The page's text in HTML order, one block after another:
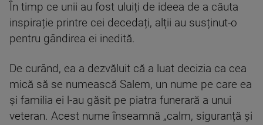
În timp ce unii au fost uluiți de ideea de a căuta
inspirație printre cei decedați, alții au susținut-o
pentru gândirea ei inedită.
De curând, ea a dezvăluit că a luat decizia ca cea
mică să se numească Salem, un nume pe care ea
și familia ei l-au găsit pe piatra funerară a unui
veteran. Acest nume înseamnă „calm, siguranță și